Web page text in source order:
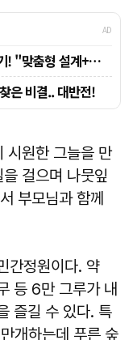
시원한 그늘을 만
걸으며 나뭇잎
부모님과 함께
간정원이다. 약
등 6만 그루가 내
즐길 수 있다. 특
개하는데 푸른 숲